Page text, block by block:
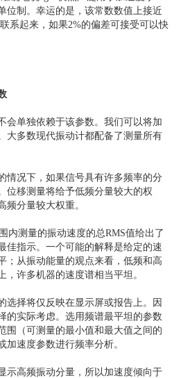
位制。幸运的是，该常数数值上接近
系起来，如果2%的偏差可接受可以快
会单独依赖于该参数。我们可以将加
大多数现代振动计都配备了测量所有
情况下，如果信号具有许多频率的分
位移测量将给予低频分量较大的权
频分量较大权重。
内测量的振动速度的总RMS值给出了
佳指示。一个可能的解释是给定的速
；从振动能量的观点来看，低频和高
许多机器的速度谱相当平坦。
选择将仅反映在显示屏或报告上。因
的实际考虑。选用频谱最平坦的参数
围（可测量的最小值和最大值之间的
加速度参数进行频率分析。
示高频振动分量，所以加速度倾向于